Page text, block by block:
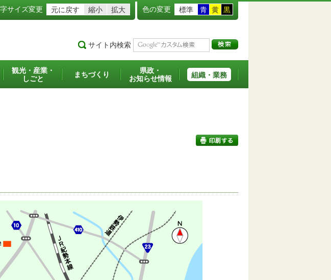
サイズ変更 元に戻す 縮小 拡大 色の変更 標準 青 黄 黒
サイト内検索
観光・産業・
しごと
まちづくり
県政・
お知らせ情報
組織・業務